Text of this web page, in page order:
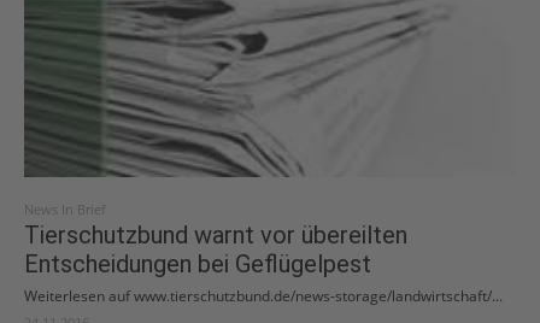
News In Brief
Tierschutzbund warnt vor übereilten
Entscheidungen bei Geflügelpest
Weiterlesen auf www.tierschutzbund.de/news-storage/landwirtschaft/...